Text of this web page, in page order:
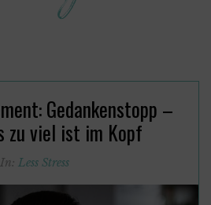
Gedankenstopp –
zu viel ist im Kopf
In: Less Stress